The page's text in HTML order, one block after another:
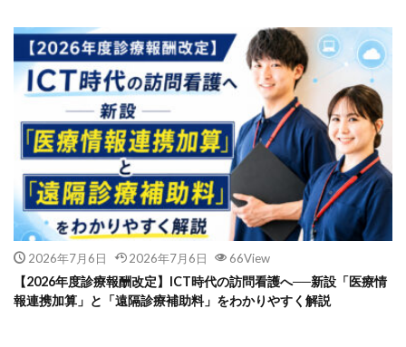
2026年7月6日 2026年7月6日 66View
【2026年度診療報酬改定】ICT時代の訪問看護へ──新設「医療情
報連携加算」と「遠隔診療補助料」をわかりやすく解説